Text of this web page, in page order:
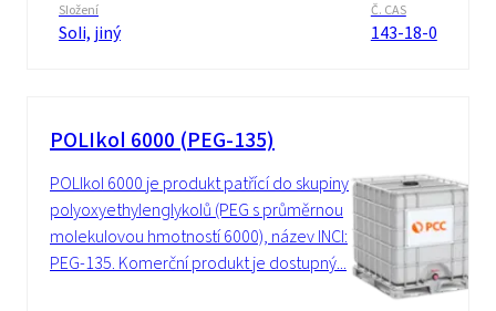
Složení
Soli, jiný
Č. CAS
143-18-0
POLIkol 6000 (PEG-135)
POLIkol 6000 je produkt patřící do skupiny
polyoxyethylenglykolů (PEG s průměrnou
molekulovou hmotností 6000), název INCI:
PEG-135. Komerční produkt je dostupný...